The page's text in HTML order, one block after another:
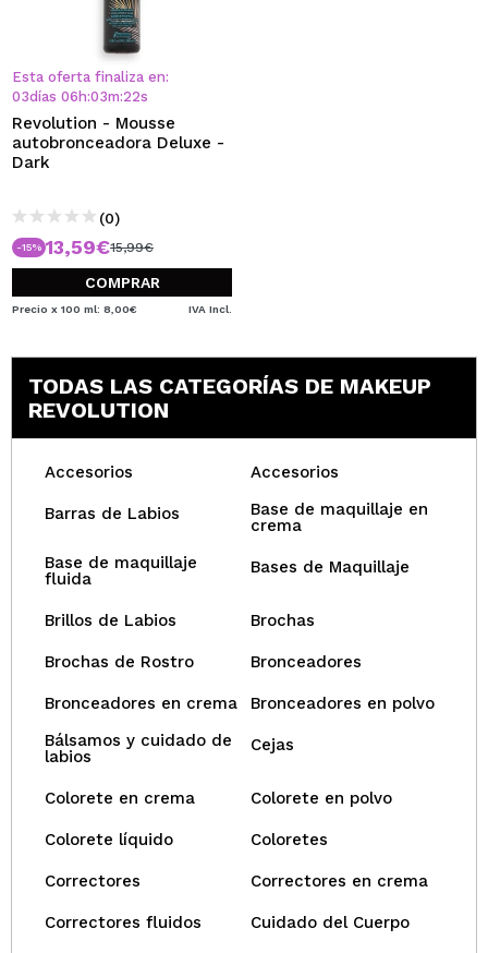
Esta oferta finaliza en:
03días 06 h:03m:21s
Revolution - Mousse
autobronceadora Deluxe -
Dark
(0)
-15% 13,59€15,99€
COMPRAR
Precio x 100 ml: 8,00€ IVA Incl.
TODAS LAS CATEGORÍAS DE MAKEUP
REVOLUTION
Accesorios Accesorios
Barras de Labios
Base de maquillaje en
crema
Base de maquillaje
fluida
Bases de Maquillaje
Brillos de Labios Brochas
Brochas de Rostro Bronceadores
Bronceadores en crema
Bronceadores en polvo
Bálsamos y cuidado de
labios
Cejas
Colorete en crema Colorete en polvo
Colorete líquido Coloretes
Correctores Correctores en crema
Correctores fluidos Cuidado del Cuerpo